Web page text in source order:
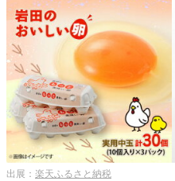
出展： 楽天ふるさと納税